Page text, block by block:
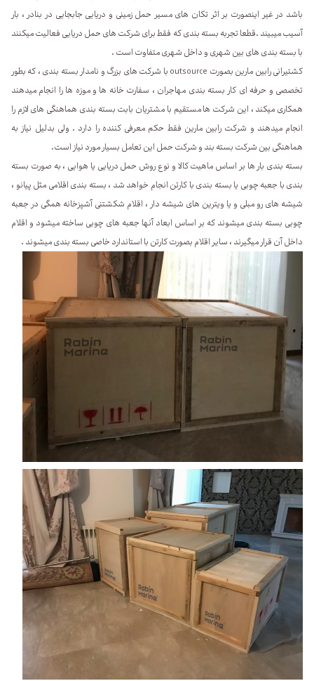
باشد در غیر اینصورت بر اثر تکان های مسیر حمل زمینی و دریایی جابجایی در بنادر ، بار
آسیب میبیند .قطعا تجربه بسته بندی که فقط برای شرکت های حمل دریایی فعالیت میکنند
با بسته بندی های بین شهری و داخل شهری متفاوت است .
کشتیرانی رابین مارین بصورت outsource با شرکت های بزرگ و نامدار بسته بندی ، که بطور
تخصصی و حرفه ای کار بسته بندی مهاجران ، سفارت خانه ها و موزه ها را انجام میدهند
همکاری میکند ، این شرکت ها مستقیم با مشتریان بابت بسته بندی هماهنگی های لازم را
انجام میدهند و شرکت رابین مارین فقط حکم معرفی کننده را دارد . ولی بدلیل نیاز به
هماهنگی بین شرکت بسته بند و شرکت حمل این تعامل بسیار مورد نیاز است.
بسته بندی بار ها بر اساس ماهیت کالا و نوع روش حمل دریایی یا هوایی ، به صورت بسته
بندی با جعبه چوبی یا بسته بندی با کارتن انجام خواهد شد ، بسته بندی اقلامی مثل پیانو ،
شیشه های رو مبلی و یا ویترین های شیشه دار ، اقلام شکشتنی آشپزخانه همگی در جعبه
چوبی بسته بندی میشوند که بر اساس ابعاد آنها جعبه های چوبی ساخته میشود و اقلام
داخل آن قرار میگیرند ، سایر اقلام بصورت کارتن با استاندارد خاصی بسته بندی میشوند .